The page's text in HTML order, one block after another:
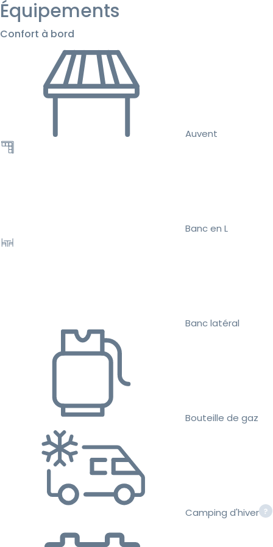
Équipements
Confort à bord
Auvent
Banc en L
Banc latéral
Bouteille de gaz
Camping d'hiver